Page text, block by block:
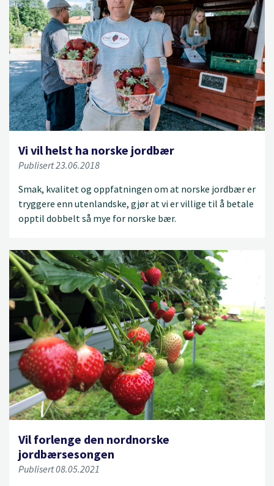
Vi vil helst ha norske jordbær
Publisert 23.06.2018
Smak, kvalitet og oppfatningen om at norske jordbær er
tryggere enn utenlandske, gjør at vi er villige til å betale
opptil dobbelt så mye for norske bær.
Vil forlenge den nordnorske
jordbærsesongen
Publisert 08.05.2021